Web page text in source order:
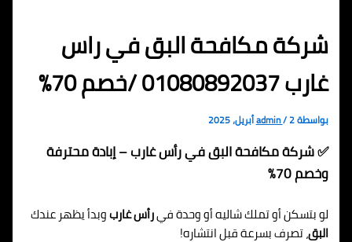
شركة مكافحة البق في راس
غارب 01080892037 /خصم 70%
بواسطة admin/2 أبريل، 2025
✅ شركة مكافحة البق في رأس غارب – إبادة محترفة
وخصم 70%
لو بتسكن أو تملك شاليه أو وحدة فيرأس غاربوبدأ يظهر عندك
البق، تصرف بسرعة قبل انتشاره!